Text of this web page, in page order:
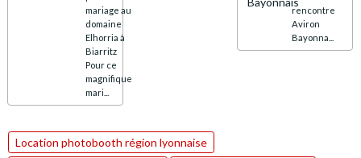
mariage au
domaine
Elhorria à
Biarritz
Pour ce
magnifique
mari...
rencontre
Aviron
Bayonna...
Location photobooth région lyonnaise